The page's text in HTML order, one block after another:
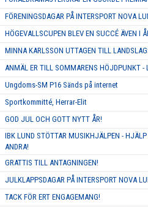
FÖRENINGSDAGAR PÅ INTERSPORT NOVA
HÖGEVALLSCUPEN BLEV EN SUCCÉ ÄVEN I
MINNA KARLSSON UTTAGEN TILL
ANMÄL ER TILL SOMMARENS HÖJDPUNKT -
Ungdoms-SM P16 Sänds på internet
Sportkommitté, Herrar-Elit
GOD JUL OCH GOTT NYTT ÅR!
IBK LUND STÖTTAR MUSIKHJÄLPEN -
ANDRA!
GRATTIS TILL ANTAGNINGEN!
JULKLAPPSDAGAR PÅ INTERSPORT NOVA
TACK FÖR ERT ENGAGEMANG!